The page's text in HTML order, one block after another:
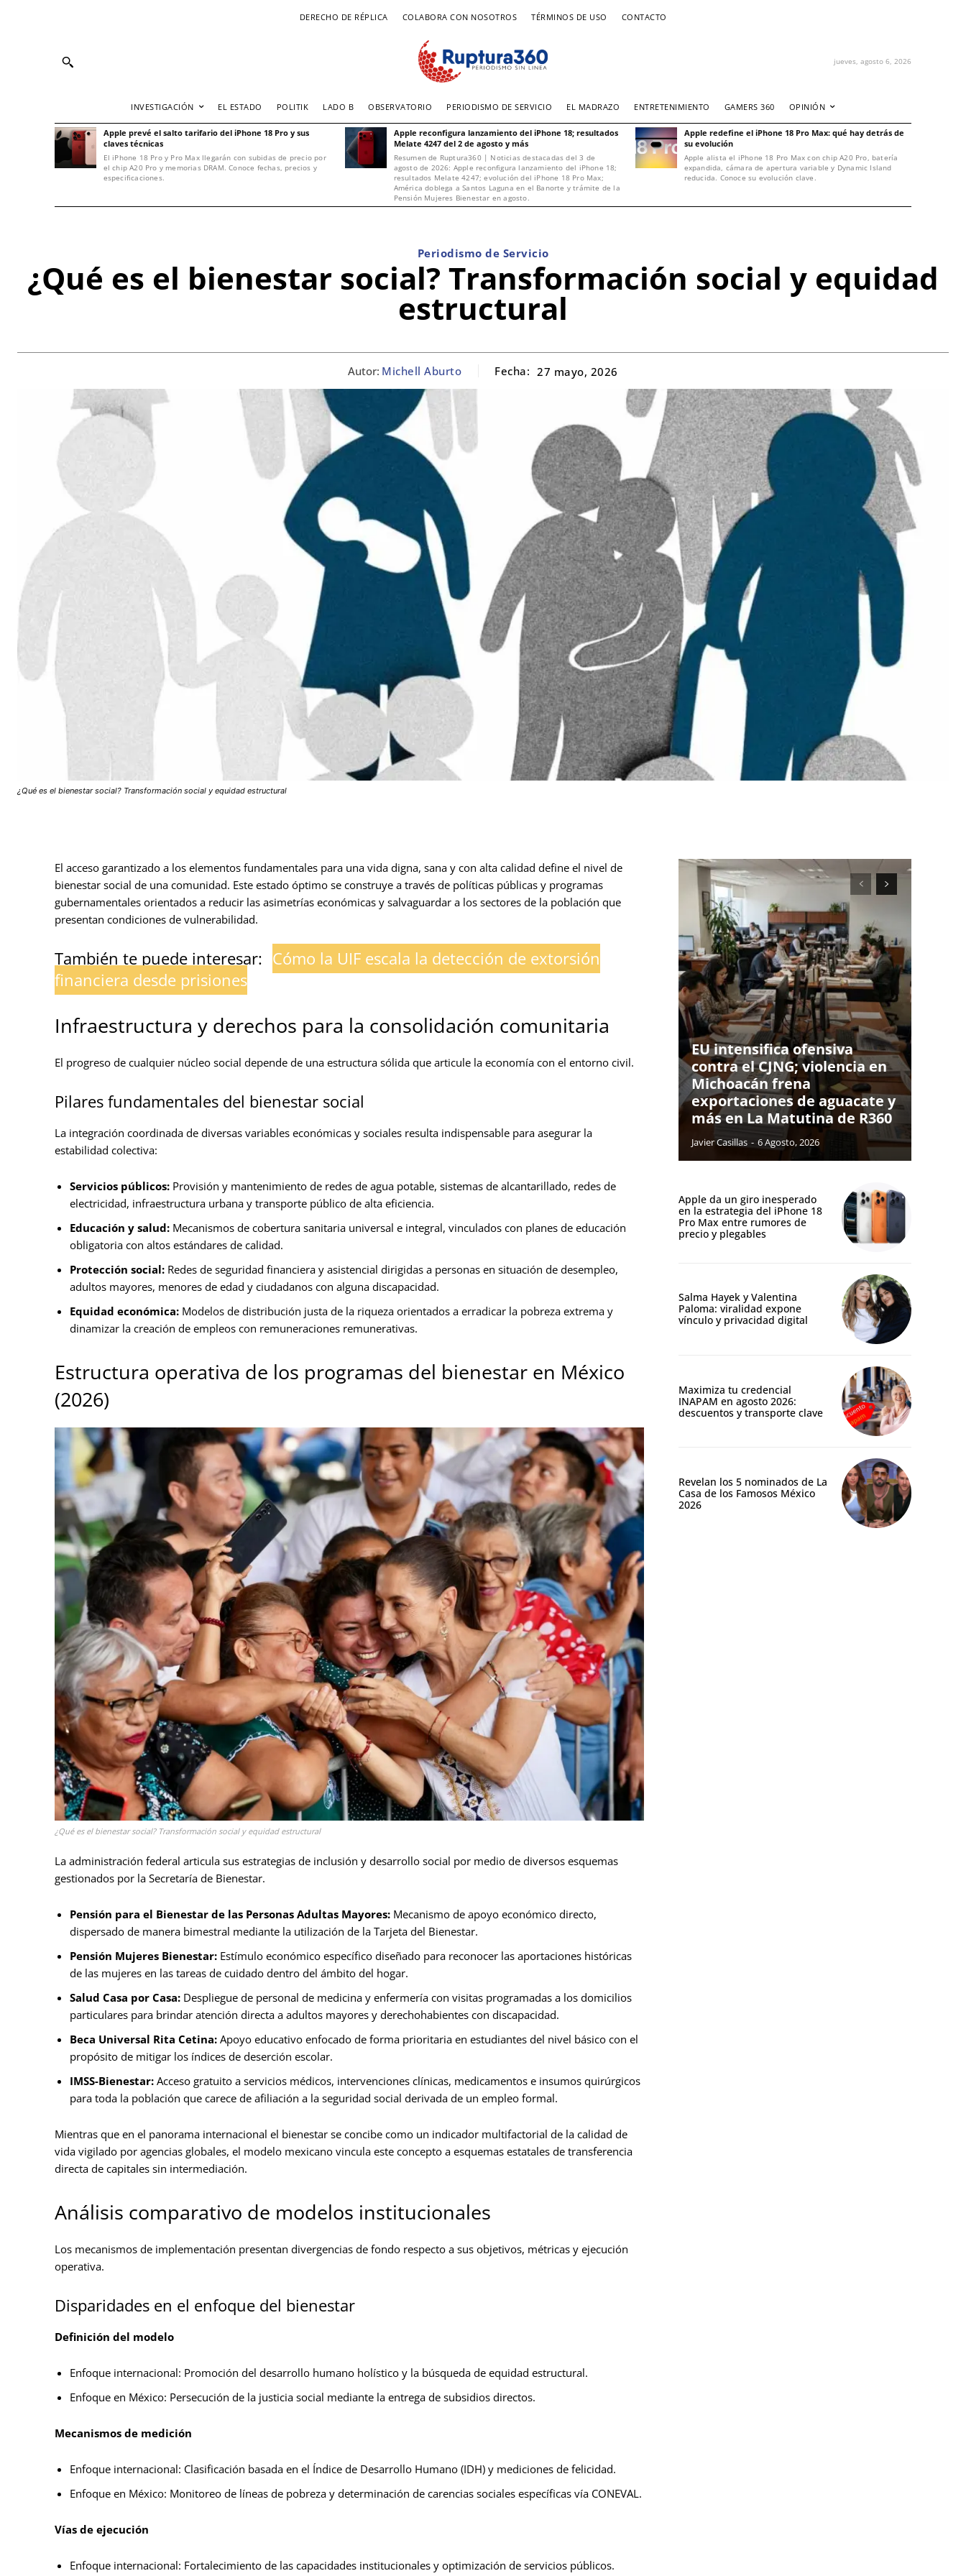
DERECHO DE RÉPLICA COLABORA CON NOSOTROS TÉRMINOS DE USO CONTACTO
jueves, agosto 6, 2026
INVESTIGACIÓN EL ESTADO POLITIK LADO B OBSERVATORIO PERIODISMO DE SERVICIO EL MADRAZO ENTRETENIMIENTO GAMERS 360 OPINIÓN
Apple prevé el salto tarifario del iPhone 18 Pro y sus
claves técnicas
El iPhone 18 Pro y Pro Max llegarán con subidas de precio por
el chip A20 Pro y memorias DRAM. Conoce fechas, precios y
especificaciones.
Apple reconfigura lanzamiento del iPhone 18; resultados
Melate 4247 del 2 de agosto y más
Resumen de Ruptura360 | Noticias destacadas del 3 de
agosto de 2026: Apple reconfigura lanzamiento del iPhone 18;
resultados Melate 4247; evolución del iPhone 18 Pro Max;
América doblega a Santos Laguna en el Banorte y trámite de la
Pensión Mujeres Bienestar en agosto.
Apple redefine el iPhone 18 Pro Max: qué hay detrás de
su evolución
Apple alista el iPhone 18 Pro Max con chip A20 Pro, batería
expandida, cámara de apertura variable y Dynamic Island
reducida. Conoce su evolución clave.
Periodismo de Servicio
¿Qué es el bienestar social? Transformación social y equidad
estructural
Autor: Michell Aburto Fecha: 27 mayo, 2026
¿Qué es el bienestar social? Transformación social y equidad estructural
El acceso garantizado a los elementos fundamentales para una vida digna, sana y con alta calidad define el nivel de
bienestar social de una comunidad. Este estado óptimo se construye a través de políticas públicas y programas
gubernamentales orientados a reducir las asimetrías económicas y salvaguardar a los sectores de la población que
presentan condiciones de vulnerabilidad.
También te puede interesar: Cómo la UIF escala la detección de extorsión
financiera desde prisiones
Infraestructura y derechos para la consolidación comunitaria
El progreso de cualquier núcleo social depende de una estructura sólida que articule la economía con el entorno civil.
Pilares fundamentales del bienestar social
La integración coordinada de diversas variables económicas y sociales resulta indispensable para asegurar la
estabilidad colectiva:
Servicios públicos: Provisión y mantenimiento de redes de agua potable, sistemas de alcantarillado, redes de
electricidad, infraestructura urbana y transporte público de alta eficiencia.
Educación y salud: Mecanismos de cobertura sanitaria universal e integral, vinculados con planes de educación
obligatoria con altos estándares de calidad.
Protección social: Redes de seguridad financiera y asistencial dirigidas a personas en situación de desempleo,
adultos mayores, menores de edad y ciudadanos con alguna discapacidad.
Equidad económica: Modelos de distribución justa de la riqueza orientados a erradicar la pobreza extrema y
dinamizar la creación de empleos con remuneraciones remunerativas.
Estructura operativa de los programas del bienestar en México
(2026)
¿Qué es el bienestar social? Transformación social y equidad estructural
La administración federal articula sus estrategias de inclusión y desarrollo social por medio de diversos esquemas
gestionados por la Secretaría de Bienestar.
Pensión para el Bienestar de las Personas Adultas Mayores: Mecanismo de apoyo económico directo,
dispersado de manera bimestral mediante la utilización de la Tarjeta del Bienestar.
Pensión Mujeres Bienestar: Estímulo económico específico diseñado para reconocer las aportaciones históricas
de las mujeres en las tareas de cuidado dentro del ámbito del hogar.
Salud Casa por Casa: Despliegue de personal de medicina y enfermería con visitas programadas a los domicilios
particulares para brindar atención directa a adultos mayores y derechohabientes con discapacidad.
Beca Universal Rita Cetina: Apoyo educativo enfocado de forma prioritaria en estudiantes del nivel básico con el
propósito de mitigar los índices de deserción escolar.
IMSS-Bienestar: Acceso gratuito a servicios médicos, intervenciones clínicas, medicamentos e insumos quirúrgicos
para toda la población que carece de afiliación a la seguridad social derivada de un empleo formal.
Mientras que en el panorama internacional el bienestar se concibe como un indicador multifactorial de la calidad de
vida vigilado por agencias globales, el modelo mexicano vincula este concepto a esquemas estatales de transferencia
directa de capitales sin intermediación.
Análisis comparativo de modelos institucionales
Los mecanismos de implementación presentan divergencias de fondo respecto a sus objetivos, métricas y ejecución
operativa.
Disparidades en el enfoque del bienestar
Definición del modelo
Enfoque internacional: Promoción del desarrollo humano holístico y la búsqueda de equidad estructural.
Enfoque en México: Persecución de la justicia social mediante la entrega de subsidios directos.
Mecanismos de medición
Enfoque internacional: Clasificación basada en el Índice de Desarrollo Humano (IDH) y mediciones de felicidad.
Enfoque en México: Monitoreo de líneas de pobreza y determinación de carencias sociales específicas vía CONEVAL.
Vías de ejecución
Enfoque internacional: Fortalecimiento de las capacidades institucionales y optimización de servicios públicos.
EU intensifica ofensiva
contra el CJNG; violencia en
Michoacán frena
exportaciones de aguacate y
más en La Matutina de R360
Javier Casillas - 6 Agosto, 2026
Apple da un giro inesperado
en la estrategia del iPhone 18
Pro Max entre rumores de
precio y plegables
Salma Hayek y Valentina
Paloma: viralidad expone
vínculo y privacidad digital
Maximiza tu credencial
INAPAM en agosto 2026:
descuentos y transporte clave
Revelan los 5 nominados de La
Casa de los Famosos México
2026